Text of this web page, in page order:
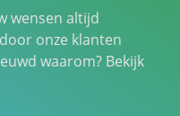
wensen altijd
onze klanten
waarom? Bekijk